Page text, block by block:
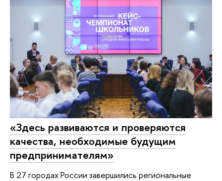
«Здесь развиваются и проверяются
качества, необходимые будущим
предпринимателям»
В 27 городах России завершились региональные